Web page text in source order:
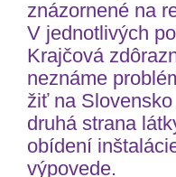
znázornené na
V jednotlivých
Krajčová
neznáme
žiť na
druhá strana
obídení
výpovede.